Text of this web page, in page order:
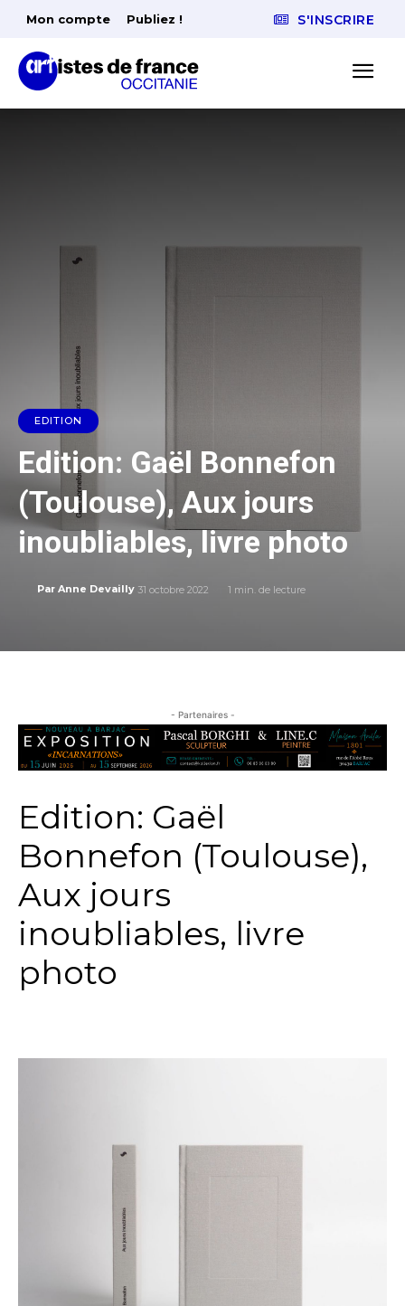
Mon compte Publiez ! S'INSCRIRE
EDITION
Edition: Gaël Bonnefon
(Toulouse), Aux jours
inoubliables, livre photo
Par Anne Devailly 31 octobre 2022 1 min. de lecture
- Partenaires -
Edition: Gaël
Bonnefon (Toulouse),
Aux jours
inoubliables, livre
photo